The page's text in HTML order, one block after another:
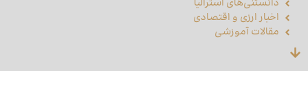
دانستنی‌های استرالیا
اخبار ارزی و اقتصادی
مقالات آموزشی